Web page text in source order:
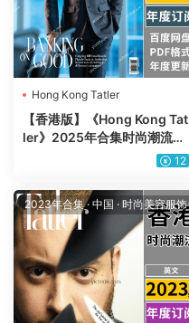
Hong Kong Tatler
【香港版】《Hong Kong Tat
ler》2025年合集时尚潮流美
容服饰时尚穿搭设计杂志pdf
12
2023年合集· 中国 · 时尚美容服饰